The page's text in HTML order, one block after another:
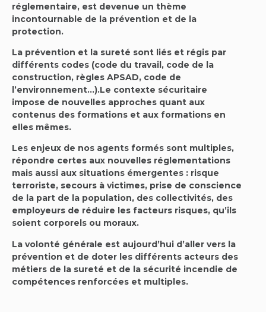
réglementaire, est devenue un thème
incontournable de la prévention et de la
protection.
La prévention et la sureté sont liés et régis par
différents codes (code du travail, code de la
construction, règles APSAD, code de
l’environnement…).Le contexte sécuritaire
impose de nouvelles approches quant aux
contenus des formations et aux formations en
elles mêmes.
Les enjeux de nos agents formés sont multiples,
répondre certes aux nouvelles réglementations
mais aussi aux situations émergentes : risque
terroriste, secours à victimes, prise de conscience
de la part de la population, des collectivités, des
employeurs de réduire les facteurs risques, qu’ils
soient corporels ou moraux.
La volonté générale est aujourd’hui d’aller vers la
prévention et de doter les différents acteurs des
métiers de la sureté et de la sécurité incendie de
compétences renforcées et multiples.